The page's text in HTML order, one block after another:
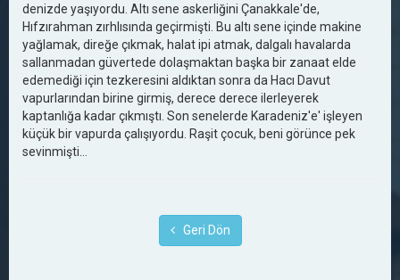
denizde yaşıyordu. Altı sene askerliğini Çanakkale'de,
Hıfzırahman zırhlısında geçirmişti. Bu altı sene içinde makine
yağlamak, direğe çıkmak, halat ipi atmak, dalgalı havalarda
sallanmadan güvertede dolaşmaktan başka bir zanaat elde
edemediği için tezkeresini aldıktan sonra da Hacı Davut
vapurlarından birine girmiş, derece derece ilerleyerek
kaptanlığa kadar çıkmıştı. Son senelerde Karadeniz'e' işleyen
küçük bir vapurda çalışıyordu. Raşit çocuk, beni görünce pek
sevinmişti…
Geri Dön